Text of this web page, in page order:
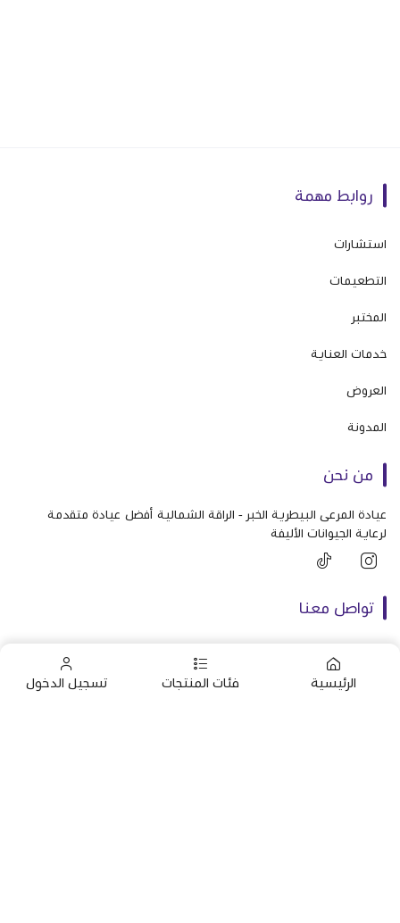
الرئيسية فئات المنتجات تسجيل الدخول
روابط مهمة
استشارات
التطعيمات
المختبر
خدمات العناية
العروض
المدونة
من نحن
عيادة المرعى البيطرية الخبر - الراقة الشمالية أفضل عيادة متقدمة
لرعاية الجيوانات الأليفة
تواصل معنا
+966592161395
+966592161395